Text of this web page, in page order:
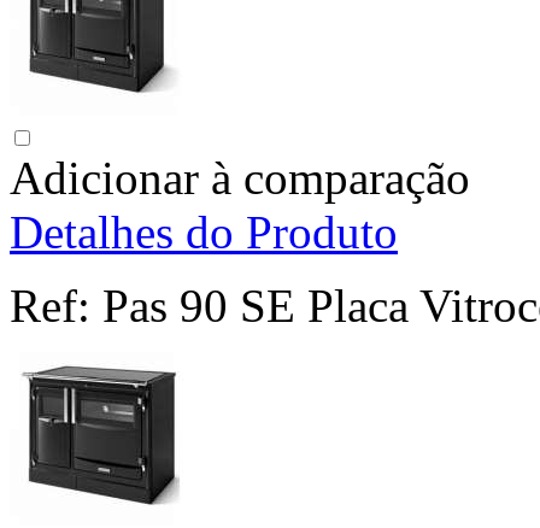
Adicionar à comparação
Detalhes do Produto
Ref: Pas 90 SE Placa